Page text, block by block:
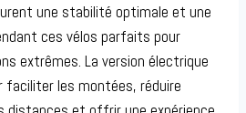
une stabilité optimale et une
ces vélos parfaits pour
extrêmes. La version électrique
faciliter les montées, réduire